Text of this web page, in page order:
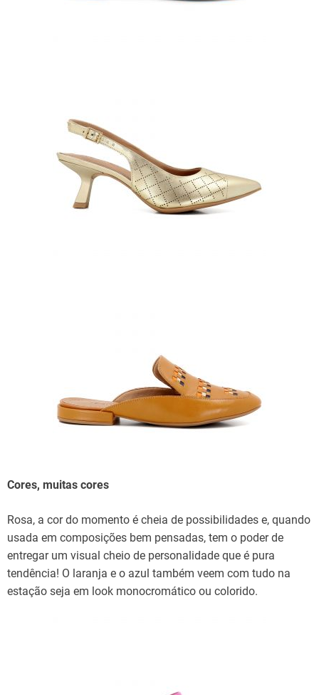
Cores, muitas cores
Rosa, a cor do momento é cheia de possibilidades e, quando
usada em composições bem pensadas, tem o poder de
entregar um visual cheio de personalidade que é pura
tendência! O laranja e o azul também veem com tudo na
estação seja em look monocromático ou colorido.